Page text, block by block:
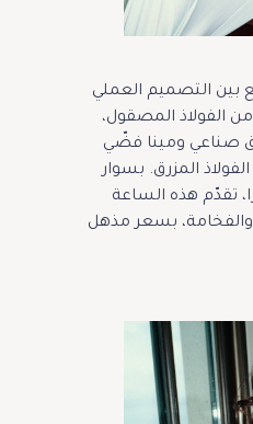
بين التصميم العملي
الفولاذ المصقول،
صناعي ومينا فضّي
المزرق. بسوار
للماء حتى 30 مترًا، تقدّم هذه الساعة
بسعر مذهل